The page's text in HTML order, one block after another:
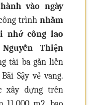
vào ngày
trình nhằm
nhớ công lao
Thiện
tài ba gắn liền
Sậy vẻ vang.
xây dựng trên